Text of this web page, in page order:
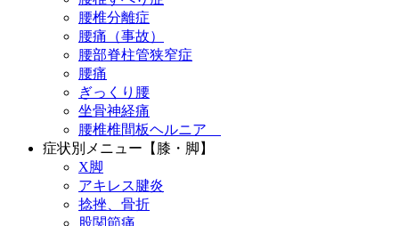
腰椎分離症
腰痛（事故）
腰部脊柱管狭窄症
腰痛
ぎっくり腰
坐骨神経痛
腰椎椎間板ヘルニア
症状別メニュー【膝・脚】
X脚
アキレス腱炎
捻挫、骨折
股関節痛